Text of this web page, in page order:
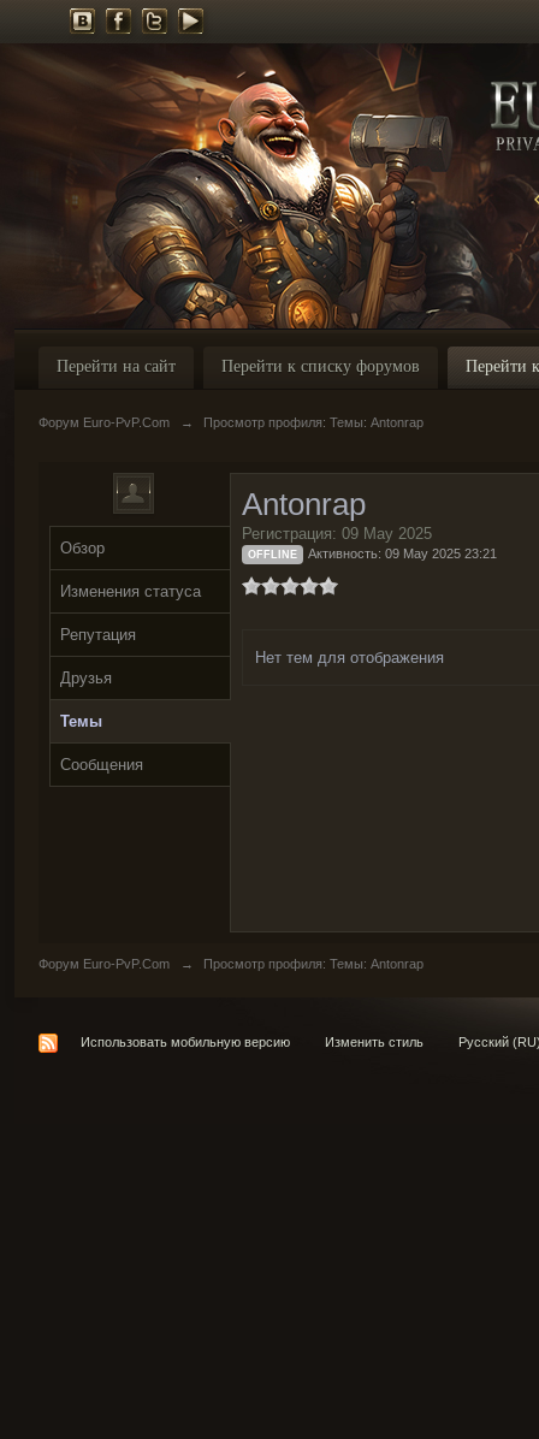
Перейти на сайт Перейти к списку форумов Перейти
Форум Euro-PvP.Com → Просмотр профиля: Темы: Antonrap
Обзор
Изменения статуса
Репутация
Друзья
Темы
Сообщения
Antonrap
Регистрация: 09 May 2025
OFFLINE Активность: 09 May 2025 23:21
Нет тем для отображения
Форум Euro-PvP.Com → Просмотр профиля: Темы: Antonrap
Использовать мобильную версию Изменить стиль Русский